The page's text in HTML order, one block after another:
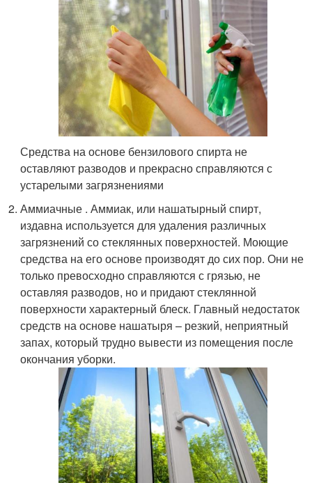
Средства на основе бензилового спирта не
оставляют разводов и прекрасно справляются с
устарелыми загрязнениями
Аммиачные . Аммиак, или нашатырный спирт,
издавна используется для удаления различных
загрязнений со стеклянных поверхностей. Моющие
средства на его основе производят до сих пор. Они не
только превосходно справляются с грязью, не
оставляя разводов, но и придают стеклянной
поверхности характерный блеск. Главный недостаток
средств на основе нашатыря – резкий, неприятный
запах, который трудно вывести из помещения после
окончания уборки.